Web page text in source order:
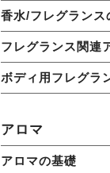
香水/フレグランス
フレグランス関連
ボディ用フレグラ
アロマ
アロマの基礎